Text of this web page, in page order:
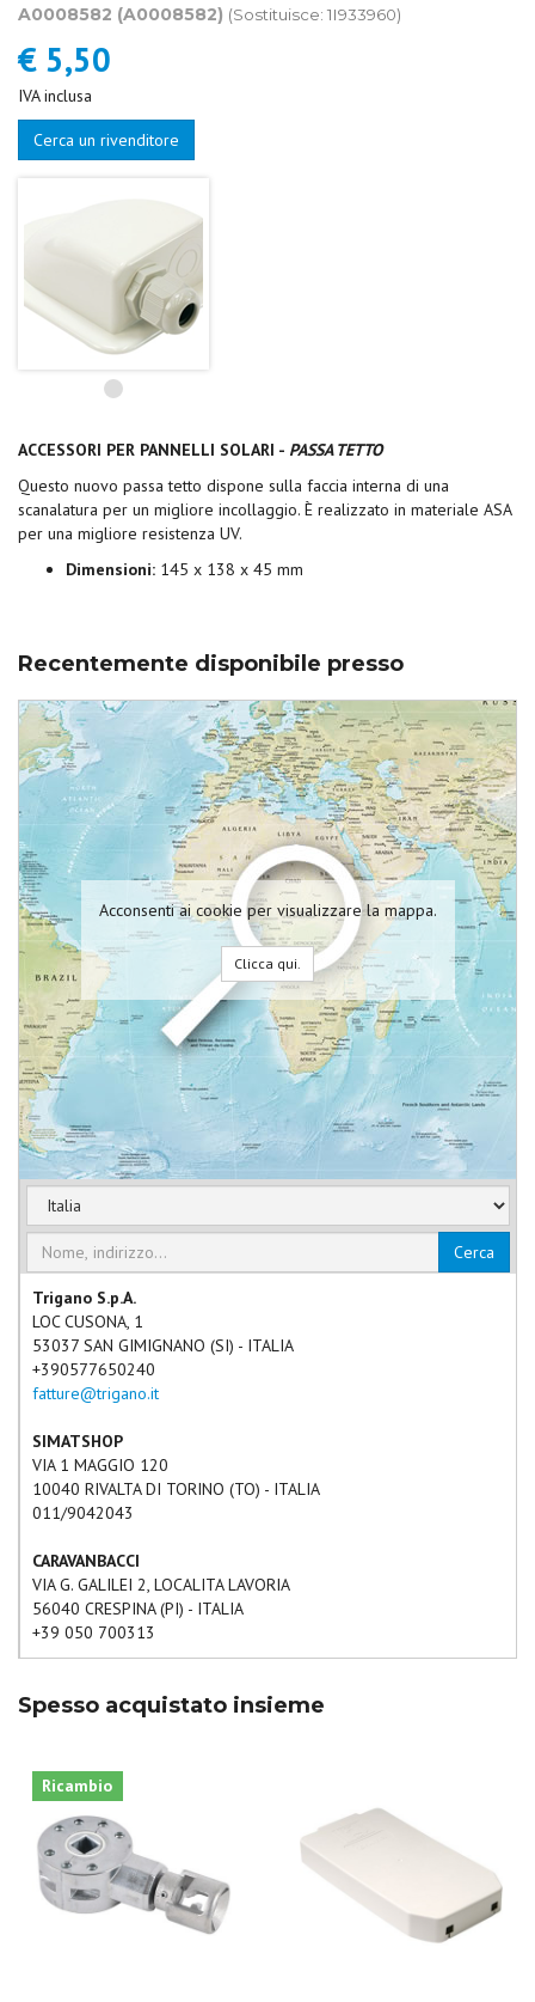
A0008582 (A0008582) (Sostituisce: 1I933960)
€ 5,50
IVA inclusa
Cerca un rivenditore
ACCESSORI PER PANNELLI SOLARI - PASSA TETTO
Questo nuovo passa tetto dispone sulla faccia interna di una
scanalatura per un migliore incollaggio. È realizzato in materiale ASA
per una migliore resistenza UV.
Dimensioni: 145 x 138 x 45 mm
Recentemente disponibile presso
Acconsenti ai cookie per visualizzare la mappa.
Clicca qui.
Cerca
Trigano S.p.A.
LOC CUSONA, 1
53037 SAN GIMIGNANO (SI) - ITALIA
+390577650240
fatture@trigano.it
SIMATSHOP
VIA 1 MAGGIO 120
10040 RIVALTA DI TORINO (TO) - ITALIA
011/9042043
CARAVANBACCI
VIA G. GALILEI 2, LOCALITA LAVORIA
56040 CRESPINA(PI) - ITALIA
+39 050 700313
VIA VALLE 35
LINEA 80
VIA ORLANDA N. 41/A
30173 MESTRE
+39 041 900744
CAMPERTEAM
Spesso acquistato insieme
Ricambio